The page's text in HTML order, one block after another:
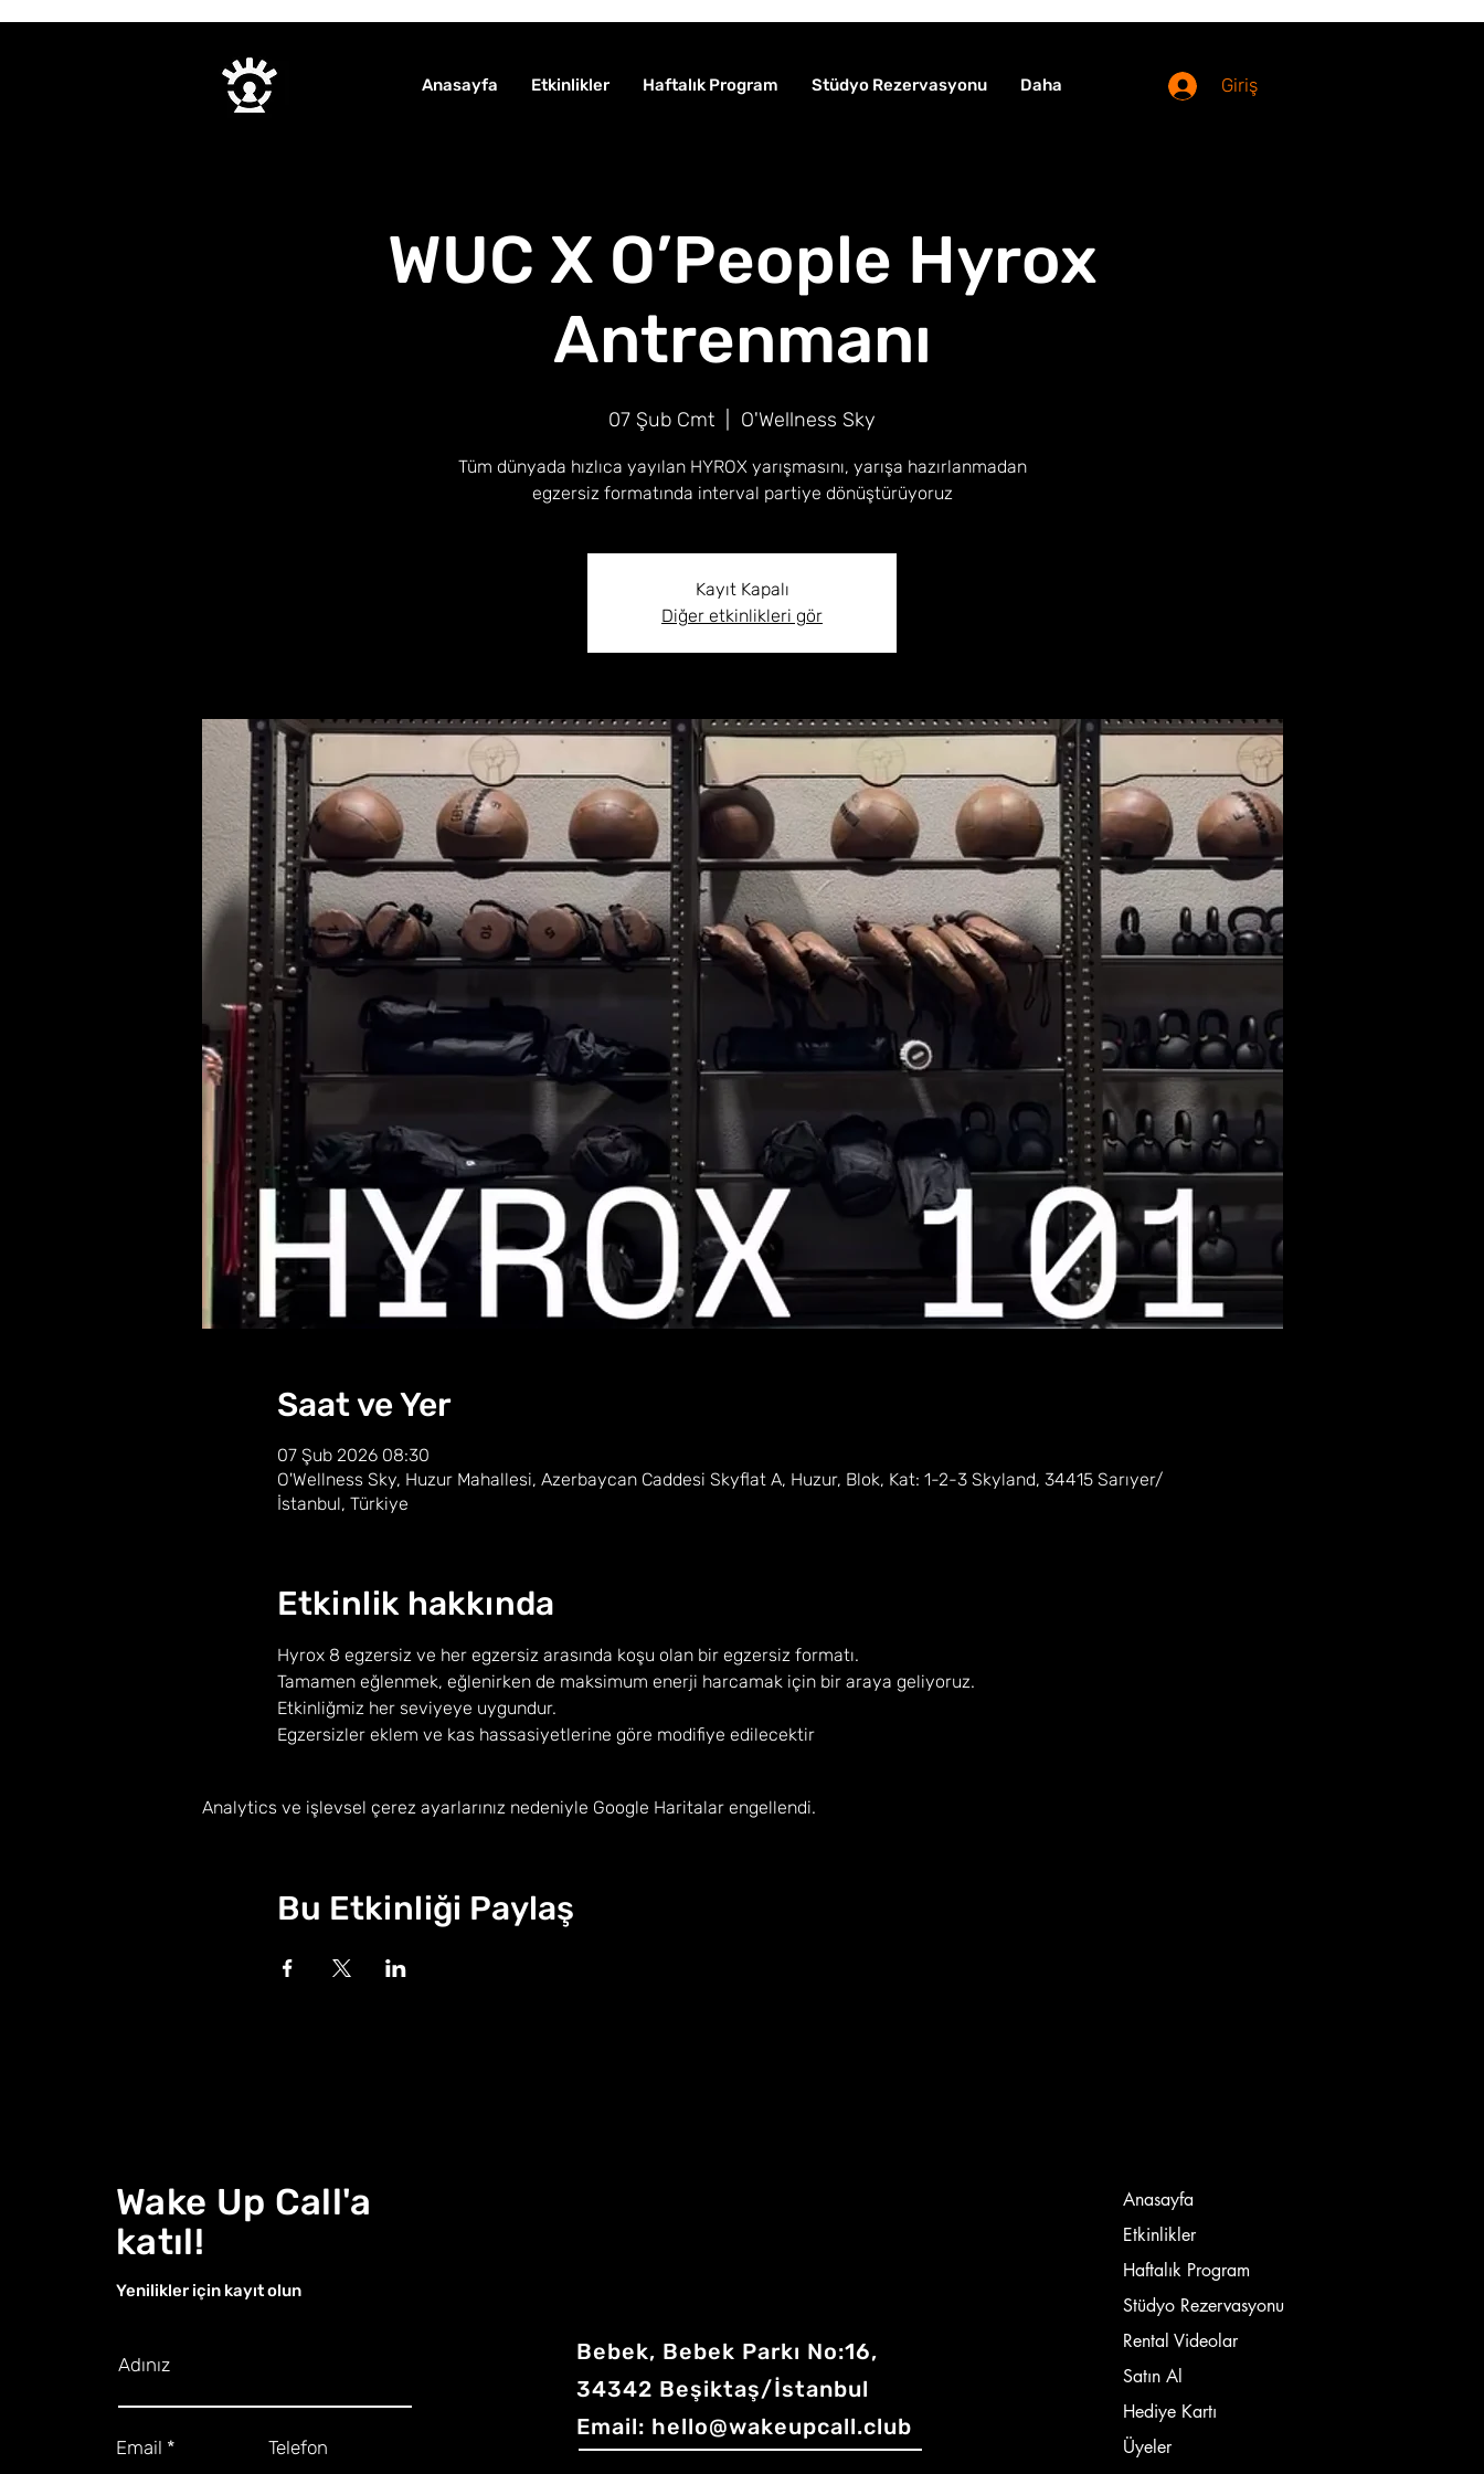
Anasayfa Etkinlikler Haftalık Program Stüdyo Rezervasyonu Daha Giriş
WUC X O’People Hyrox
Antrenmanı
07 Şub Cmt O'Wellness Sky
Tüm dünyada hızlıca yayılan HYROX yarışmasını, yarışa hazırlanmadan
egzersiz formatında interval partiye dönüştürüyoruz
Kayıt Kapalı
Diğer etkinlikleri gör
Saat ve Yer
07 Şub 2026 08:30
O'Wellness Sky, Huzur Mahallesi, Azerbaycan Caddesi Skyflat A, Huzur, Blok, Kat: 1-2-3 Skyland, 34415 Sarıyer/
İstanbul, Türkiye
Etkinlik hakkında
Hyrox 8 egzersiz ve her egzersiz arasında koşu olan bir egzersiz formatı.
Tamamen eğlenmek, eğlenirken de maksimum enerji harcamak için bir araya geliyoruz.
Etkinliğmiz her seviyeye uygundur.
Egzersizler eklem ve kas hassasiyetlerine göre modifiye edilecektir
Analytics ve işlevsel çerez ayarlarınız nedeniyle Google Haritalar engellendi.
Bu Etkinliği Paylaş
Wake Up Call'a
katıl!
Yenilikler için kayıt olun
Adınız
Email Telefon
Bebek, Bebek Parkı No:16,
34342 Beşiktaş/İstanbul
Email: hello@wakeupcall.club
Anasayfa
Etkinlikler
Haftalık Program
Stüdyo Rezervasyonu
Rental Videolar
Satın Al
Hediye Kartı
Üyeler